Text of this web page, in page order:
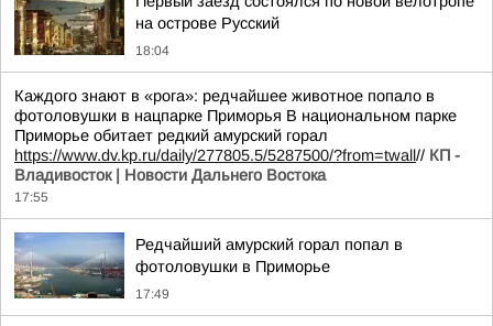
на острове Русский
18:04
Каждого знают в «рога»: редчайшее животное попало в
фотоловушки в нацпарке Приморья В национальном парке
Приморье обитает редкий амурский горал
https://www.dv.kp.ru/daily/277805.5/5287500/?from=twall// КП -
Владивосток | Новости Дальнего Востока
17:55
Редчайший амурский горал попал в
фотоловушки в Приморье
17:49